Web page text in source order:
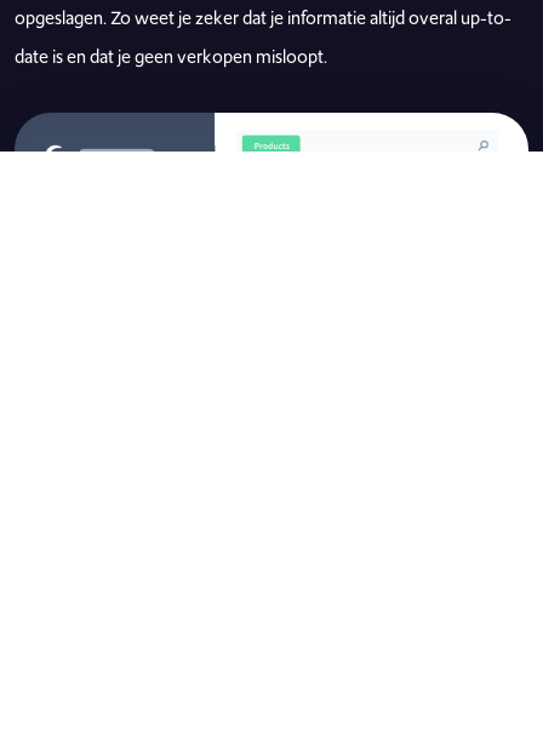
opgeslagen. Zo weet je zeker dat je informatie altijd overal up-to-
date is en dat je geen verkopen misloopt.